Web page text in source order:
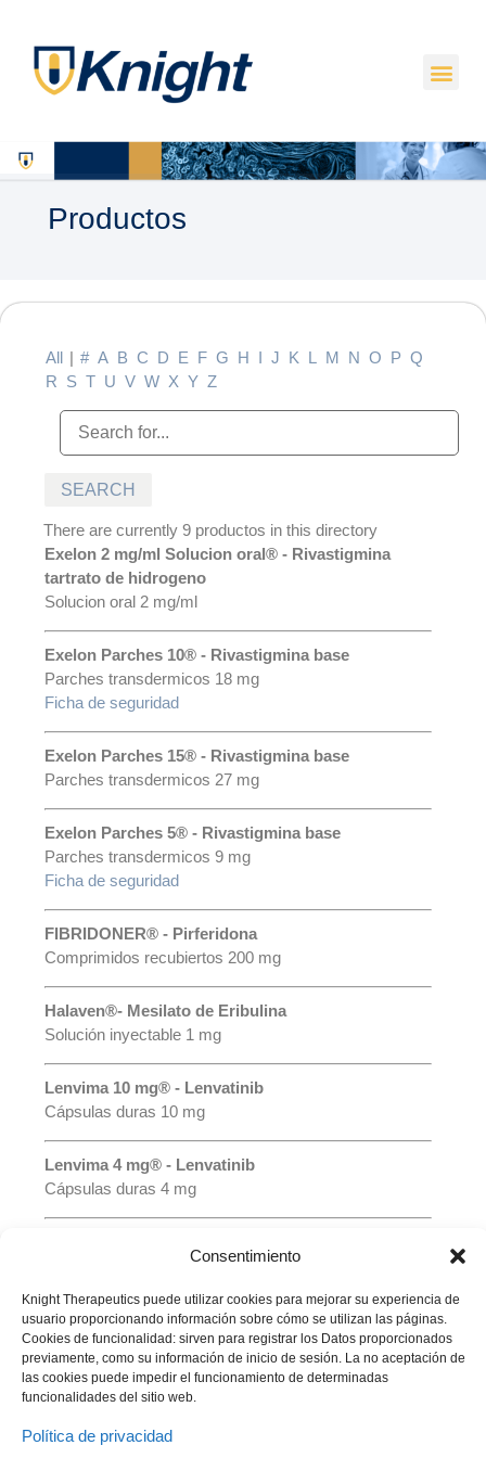
Consentimiento
Knight Therapeutics puede utilizar cookies para mejorar su experiencia de
usuario proporcionando información sobre cómo se utilizan las páginas.
Cookies de funcionalidad: sirven para registrar los Datos proporcionados
previamente, como su información de inicio de sesión. La no aceptación de
las cookies puede impedir el funcionamiento de determinadas
funcionalidades del sitio web.
Política de privacidad
Productos
All | # A B C D E F G H I J K L M N O P Q
R S T U V W X Y Z
There are currently 9 productos in this directory
Exelon 2 mg/ml Solucion oral® - Rivastigmina
tartrato de hidrogeno
Solucion oral 2 mg/ml
Exelon Parches 10® - Rivastigmina base
Parches transdermicos 18 mg
Ficha de seguridad
Exelon Parches 15® - Rivastigmina base
Parches transdermicos 27 mg
Exelon Parches 5® - Rivastigmina base
Parches transdermicos 9 mg
Ficha de seguridad
FIBRIDONER® - Pirferidona
Comprimidos recubiertos 200 mg
Halaven®- Mesilato de Eribulina
Solución inyectable 1 mg
Lenvima 10 mg® - Lenvatinib
Cápsulas duras 10 mg
Lenvima 4 mg® - Lenvatinib
Cápsulas duras 4 mg
Solución para inhalar 300 mg